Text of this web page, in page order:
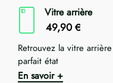
Vitre arrière
49,90 €
Retrouvez la vitre
parfait état
En savoir +